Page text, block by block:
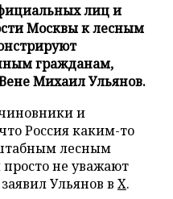
лиц и
Москвы к лесным
гражданам,
Михаил Ульянов.
и
Россия каким-то
лесным
не уважают
Ульянов в X.